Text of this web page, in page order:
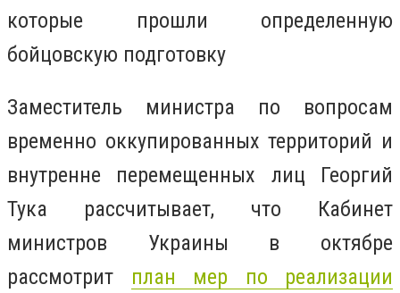
которые прошли определенную
бойцовскую подготовку
Заместитель министра по вопросам
временно оккупированных территорий и
внутренне перемещенных лиц Георгий
Тука рассчитывает, что Кабинет
министров Украины в октябре
рассмотрит план мер по реализации